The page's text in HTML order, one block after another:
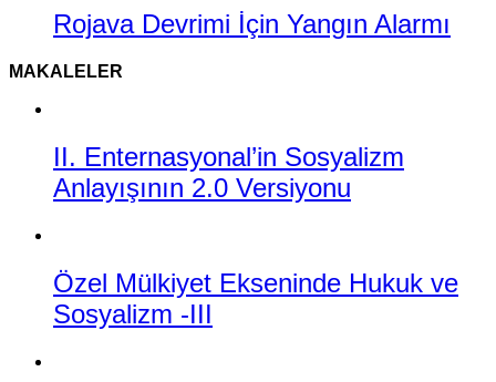
Rojava Devrimi İçin Yangın Alarmı
MAKALELER
II. Enternasyonal’in Sosyalizm
Anlayışının 2.0 Versiyonu
Özel Mülkiyet Ekseninde Hukuk ve
Sosyalizm -III